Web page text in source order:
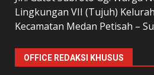
Lingkungan VII (Tujuh)
Kecamatan Medan Petisah –
OFFICE REDAKSI KHUSUS